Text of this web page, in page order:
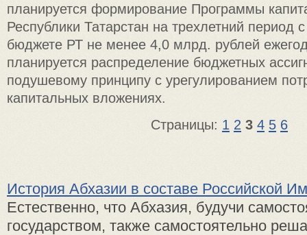
планируется формирование Программы
Республики Татарстан на трехлетний период
бюджете РТ не менее 4,0 млрд. рублей
планируется распределение бюджетных
подушевому принципу с урегулированием
капитальных вложениях.
Страницы: 1 2 3 4 5 6
История Абхазии в составе Российской
Естественно, что Абхазия, будучи
государством, также самостоятельно